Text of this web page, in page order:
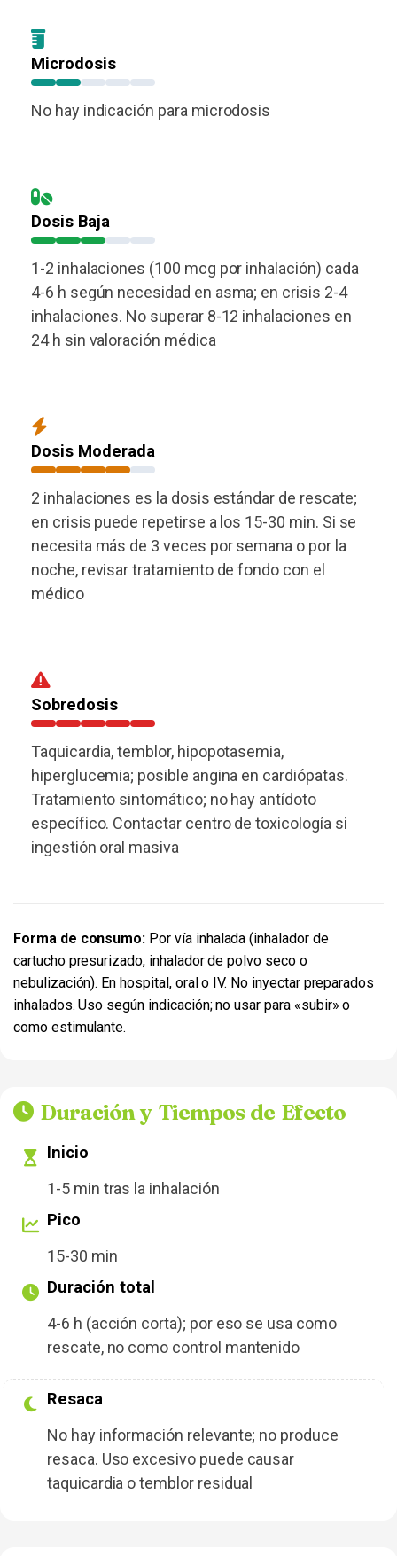
Microdosis
No hay indicación para microdosis
Dosis Baja
1-2 inhalaciones (100 mcg por inhalación) cada
4-6 h según necesidad en asma; en crisis 2-4
inhalaciones. No superar 8-12 inhalaciones en
24 h sin valoración médica
Dosis Moderada
2 inhalaciones es la dosis estándar de rescate;
en crisis puede repetirse a los 15-30 min. Si se
necesita más de 3 veces por semana o por la
noche, revisar tratamiento de fondo con el
médico
Sobredosis
Taquicardia, temblor, hipopotasemia,
hiperglucemia; posible angina en cardiópatas.
Tratamiento sintomático; no hay antídoto
específico. Contactar centro de toxicología si
ingestión oral masiva
Forma de consumo: Por vía inhalada (inhalador de
cartucho presurizado, inhalador de polvo seco o
nebulización). En hospital, oral o IV. No inyectar preparados
inhalados. Uso según indicación; no usar para «subir» o
como estimulante.
Duración y Tiempos de Efecto
Inicio
1-5 min tras la inhalación
Pico
15-30 min
Duración total
4-6 h (acción corta); por eso se usa como
rescate, no como control mantenido
Resaca
No hay información relevante; no produce
resaca. Uso excesivo puede causar
taquicardia o temblor residual